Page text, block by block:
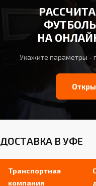
НА
Укажите параметры -
ДОСТАВКА В УФЕ
Транспортная
компания